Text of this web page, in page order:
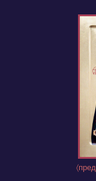
〈пред.